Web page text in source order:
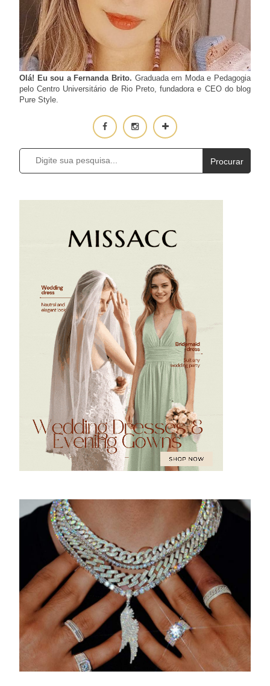
Olá! Eu sou a Fernanda Brito. Graduada em Moda e Pedagogia
pelo Centro Universitário de Rio Preto, fundadora e CEO do blog
Pure Style.
Procurar